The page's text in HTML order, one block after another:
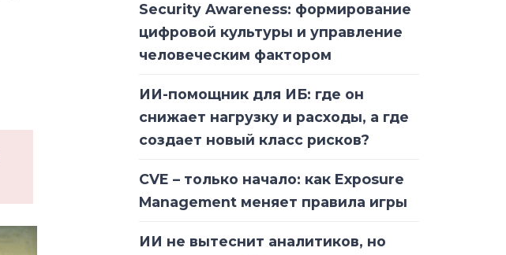
Security Awareness: формирование
цифровой культуры и управление
человеческим фактором
ИИ-помощник для ИБ: где он
снижает нагрузку и расходы, а где
создает новый класс рисков?
CVE – только начало: как Exposure
Management меняет правила игры
ИИ не вытеснит аналитиков, но